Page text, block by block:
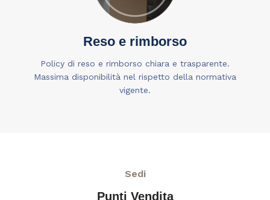
Reso e rimborso
Policy di reso e rimborso chiara e trasparente.
Massima disponibilità nel rispetto della normativa
vigente.
Sedi
Punti Vendita